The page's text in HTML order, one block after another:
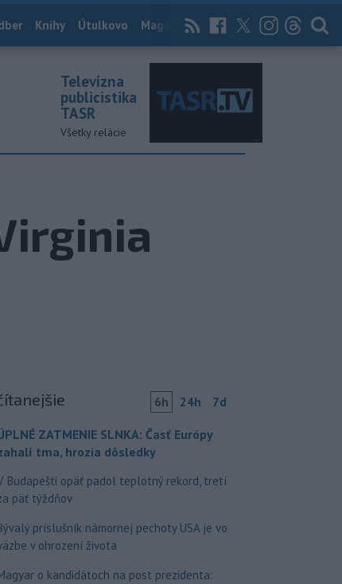
Knihy Útulkovo Magazín News Now Archív
Televízna
publicistika
TASR
Všetky relácie
6h 24h 7d
ZATMENIE SLNKA: Časť Európy
tma, hrozia dôsledky
Budapešti opäť padol teplotný rekord, tretí
päť týždňov
príslušník námornej pechoty USA je vo
v ohrození života
o kandidátoch na post prezidenta: